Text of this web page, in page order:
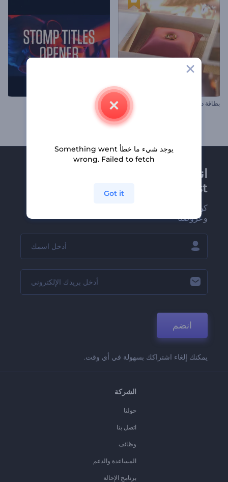
بطاقة دعوة بخواتم الزفاف افتتاحية العناوين الإيقاعية
انضم إلى نشرة
Renderforest الإخبارية
كن من بين أوائل من يستلمون أحدث أخبارنا
وعروضنا
انضم
يمكنك إلغاء اشتراكك بسهولة في أي وقت.
الشركة
حولنا
اتصل بنا
وظائف
المساعدة والدعم
برنامج الإحالة
يوجد شيء ما خطأ Something went
wrong. Failed to fetch
Got it